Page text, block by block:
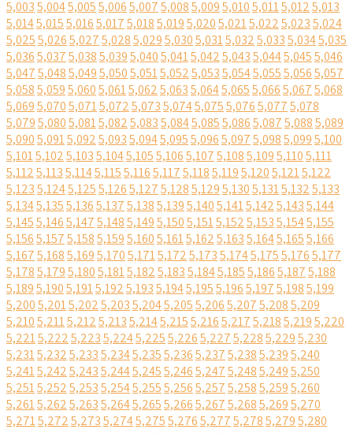
5,0035,0045,0055,0065,0075,0085,0095,0105,0115,0125,013
5,0145,0155,0165,0175,0185,0195,0205,0215,0225,0235,024
5,0255,0265,0275,0285,0295,0305,0315,0325,0335,0345,035
5,0365,0375,0385,0395,0405,0415,0425,0435,0445,0455,046
5,0475,0485,0495,0505,0515,0525,0535,0545,0555,0565,057
5,0585,0595,0605,0615,0625,0635,0645,0655,0665,0675,068
5,0695,0705,0715,0725,0735,0745,0755,0765,0775,078
5,0795,0805,0815,0825,0835,0845,0855,0865,0875,0885,089
5,0905,0915,0925,0935,0945,0955,0965,0975,0985,0995,100
5,1015,1025,1035,1045,1055,1065,1075,1085,1095,1105,111
5,1125,1135,1145,1155,1165,1175,1185,1195,1205,1215,122
5,1235,1245,1255,1265,1275,1285,1295,1305,1315,1325,133
5,1345,1355,1365,1375,1385,1395,1405,1415,1425,1435,144
5,1455,1465,1475,1485,1495,1505,1515,1525,1535,1545,155
5,1565,1575,1585,1595,1605,1615,1625,1635,1645,1655,166
5,1675,1685,1695,1705,1715,1725,1735,1745,1755,1765,177
5,1785,1795,1805,1815,1825,1835,1845,1855,1865,1875,188
5,1895,1905,1915,1925,1935,1945,1955,1965,1975,1985,199
5,2005,2015,2025,2035,2045,2055,2065,2075,2085,209
5,2105,2115,2125,2135,2145,2155,2165,2175,2185,2195,220
5,2215,2225,2235,2245,2255,2265,2275,2285,2295,230
5,2315,2325,2335,2345,2355,2365,2375,2385,2395,240
5,2415,2425,2435,2445,2455,2465,2475,2485,2495,250
5,2515,2525,2535,2545,2555,2565,2575,2585,2595,260
5,2615,2625,2635,2645,2655,2665,2675,2685,2695,270
5,2715,2725,2735,2745,2755,2765,2775,2785,2795,280